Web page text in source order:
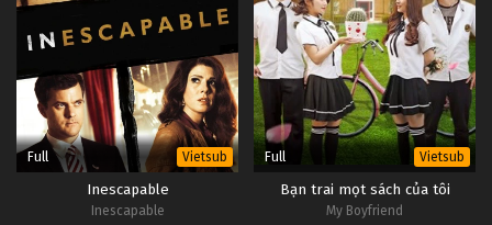
Full Vietsub
Inescapable
Inescapable
Full Vietsub
Bạn trai mọt sách của tôi
My Boyfriend